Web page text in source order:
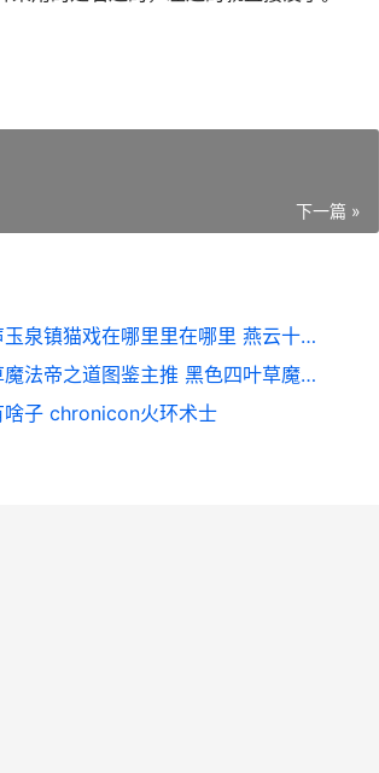
下一篇 »
燕云十六声玉泉镇猫戏在哪里里在哪里 燕云十六州拼音
黑色四叶草魔法帝之道图鉴主推 黑色四叶草魔法帝之剑免费观看
啥子 chronicon火环术士